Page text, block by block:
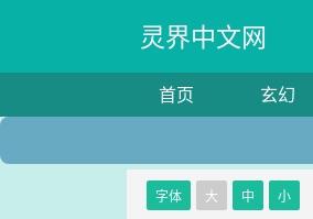
灵界中文网
首页 玄幻
字体 大 中 小